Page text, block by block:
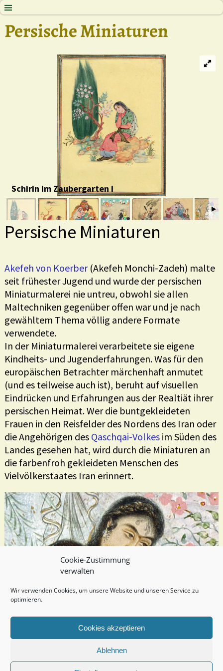
Cookie-Zustimmung
verwalten
Wir verwenden Cookies, um unsere Website und unseren Service zu
optimieren.
Cookies akzeptieren
Ablehnen
Persische Miniaturen
Schirin im Zaubergarten I
Persische Miniaturen
Akefeh von Koerber(Akefeh Monchi-Zadeh) malte
seit frühester Jugend und wurde der persischen
Miniaturmalerei nie untreu, obwohl sie allen
Maltechniken gegenüber offen war und je nach
gewähltem Thema völlig andere Formate
verwendete.
In der Miniaturmalerei verarbeitete sie eigene
Kindheits- und Jugenderfahrungen. Was für den
europäischen Betrachter märchenhaft anmutet
(und es teilweise auch ist), beruht auf visuellen
Eindrücken und Erfahrungen aus der Realtiät ihrer
persischen Heimat. Wer die buntgekleideten
Frauen in den Reisfelder des Nordens des Iran oder
die Angehörigen des Qaschqai-Volkesim Süden des
Landes gesehen hat, wird durch die Miniaturen an
die farbenfroh gekleideten Menschen des
Vielvölkerstaates Iran erinnert.
zuletzt aktualistiert